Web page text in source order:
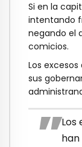
Si en la
intentando
negando el
comicios.
Los
sus
Los